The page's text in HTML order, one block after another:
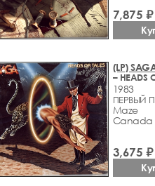
7,875 ₽
(LP)
– HEADS
1983
ПЕРВЫЙ
Maze
Canada
3,675 ₽